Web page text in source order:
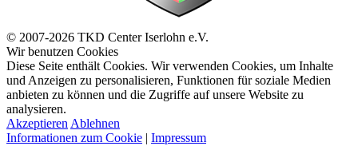
© 2007-2026 TKD Center Iserlohn e.V.
Wir benutzen Cookies
Diese Seite enthält Cookies. Wir verwenden Cookies, um Inhalte
und Anzeigen zu personalisieren, Funktionen für soziale Medien
anbieten zu können und die Zugriffe auf unsere Website zu
analysieren.
Akzeptieren Ablehnen
Informationen zum Cookie | Impressum